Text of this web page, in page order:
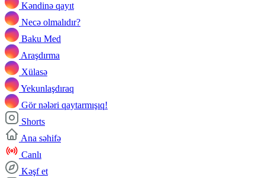
Kəndinə qayıt
Necə olmalıdır?
Baku Med
Araşdırma
Xülasə
Yekunlaşdıraq
Gör nələri qaytarmışıq!
Shorts
Ana səhifə
Canlı
Kəşf et